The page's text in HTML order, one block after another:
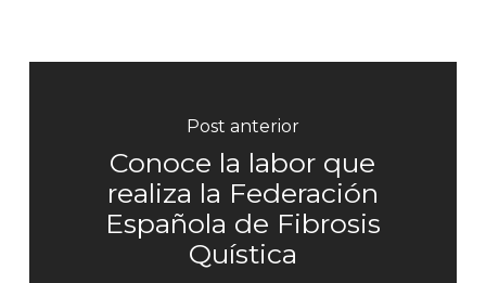
Post anterior
Conoce la labor que
realiza la Federación
Española de Fibrosis
Quística